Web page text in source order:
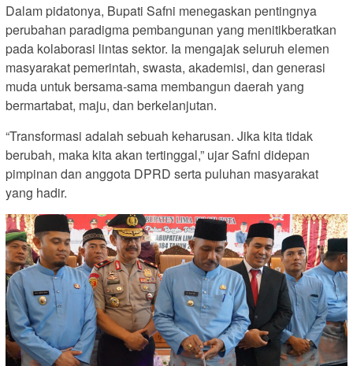
Dalam pidatonya, Bupati Safni menegaskan pentingnya
perubahan paradigma pembangunan yang menitikberatkan
pada kolaborasi lintas sektor. Ia mengajak seluruh elemen
masyarakat pemerintah, swasta, akademisi, dan generasi
muda untuk bersama-sama membangun daerah yang
bermartabat, maju, dan berkelanjutan.
“Transformasi adalah sebuah keharusan. Jika kita tidak
berubah, maka kita akan tertinggal,” ujar Safni didepan
pimpinan dan anggota DPRD serta puluhan masyarakat
yang hadir.